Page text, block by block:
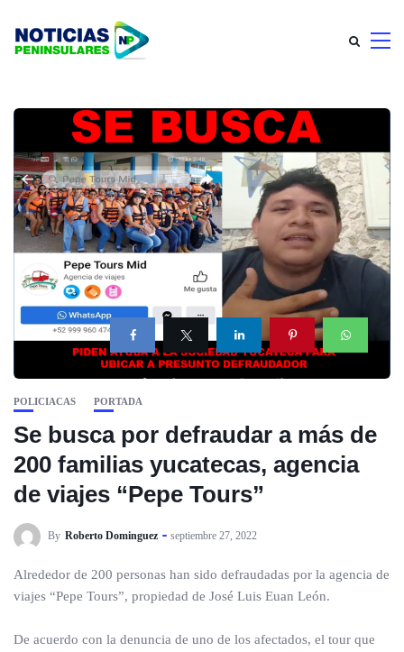
POLICIACAS PORTADA
Se busca por defraudar a más de
200 familias yucatecas, agencia
de viajes “Pepe Tours”
By Roberto Dominguez septiembre 27, 2022
Alrededor de 200 personas han sido defraudadas por la agencia de
viajes “Pepe Tours”, propiedad de José Luis Euan León.
De acuerdo con la denuncia de uno de los afectados, el tour que